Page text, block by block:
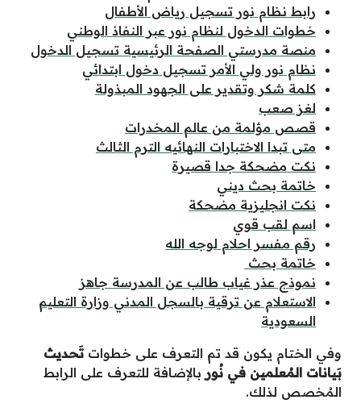
رابط نظام نور تسجيل رياض الأطفال
خطوات الدخول لنظام نور عبر النفاذ الوطني
منصة مدرستي الصفحة الرئيسية تسجيل الدخول
نظام نور ولي الأمر تسجيل دخول ابتدائي
كلمة شكر وتقدير على الجهود المبذولة
لغز صعب
قصص مؤلمة من عالم المخدرات
متى تبدا الاختبارات النهائيه الترم الثالث
نكت مضحكة جدا قصيرة
خاتمة بحث ديني
نكت انجليزية مضحكة
اسم لقب قوي
رقم مفسر احلام لوجه الله
خاتمة بحث
نموذج عذر غياب طالب عن المدرسة جاهز
الاستعلام عن ترقية بالسجل المدني وزارة التعليم
السعودية
وفي الختام يكون قد تم التعرف على خطواتتَحديث
بَيانات المُعلمين في نُور بالإضافة للتعرف على الرابط
المُخصص لذلك.